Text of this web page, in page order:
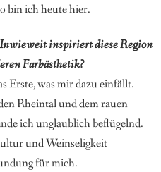
bin ich heute hier.
inspiriert diese Region
Farbästhetik?
Erste, was mir dazu einfällt.
Rheintal und dem rauen
ich unglaublich beflügelnd.
und Weinseligkeit
für mich.